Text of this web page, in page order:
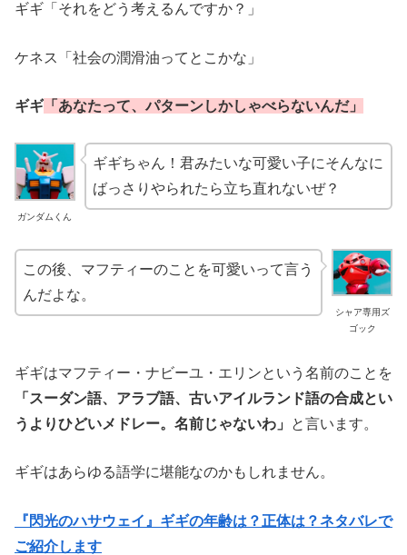
ギギ「それをどう考えるんですか？」
ケネス「社会の潤滑油ってとこかな」
ギギ 「あなたって、パターンしかしゃべらないんだ」
ガンダムくん
ギギちゃん！君みたいな可愛い子にそんなに
ばっさりやられたら立ち直れないぜ？
シャア専用ズ
ゴック
この後、マフティーのことを可愛いって言う
んだよな。
ギギはマフティー・ナビーユ・エリンという名前のことを
「スーダン語、アラブ語、古いアイルランド語の合成とい
うよりひどいメドレー。名前じゃないわ」
と言います。
ギギはあらゆる語学に堪能なのかもしれません。
『閃光のハサウェイ』ギギの年齢は？正体は？ネタバレで
ご紹介します